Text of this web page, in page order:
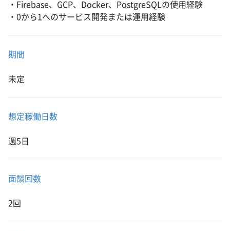
・Firebase、GCP、Docker、PostgreSQLの使用経験
・0から1へのサービス開発または運用経験
期間
未定
想定稼働日数
週5日
面談回数
2回